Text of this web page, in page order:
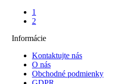
1
2
Informácie
Kontaktujte nás
O nás
Obchodné podmienky